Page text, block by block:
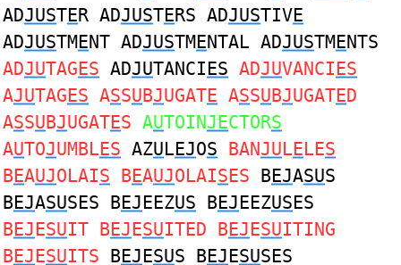
ADJUSTER ADJUSTERS ADJUSTIVE
ADJUSTMENT ADJUSTMENTAL ADJUSTMENTS
ADJUTAGES ADJUTANCIES ADJUVANCIES
AJUTAGES ASSUBJUGATE ASSUBJUGATED
ASSUBJUGATES AUTOINJECTORS
AUTOJUMBLES AZULEJOS BANJULELES
BEAUJOLAIS BEAUJOLAISES BEJASUS
BEJASUSES BEJEEZUS BEJEEZUSES
BEJESUIT BEJESUITED BEJESUITING
BEJESUITS BEJESUS BEJESUSES